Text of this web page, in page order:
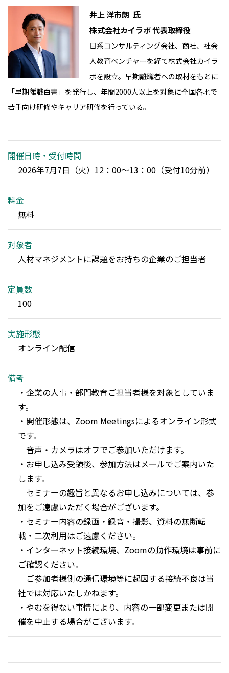
井上 洋市朗 氏
株式会社カイラボ 代表取締役
日系コンサルティング会社、商社、社会
人教育ベンチャーを経て株式会社カイラ
ボを設立。早期離職者への取材をもとに
「早期離職白書」を発行し、年間2000人以上を対象に全国各地で
若手向け研修やキャリア研修を行っている。
開催日時・受付時間
2026年7月7日（火）12：00～13：00（受付10分前）
料金
無料
対象者
人材マネジメントに課題をお持ちの企業のご担当者
定員数
100
実施形態
オンライン配信
備考
・企業の人事・部門教育ご担当者様を対象としていま
す。
・開催形態は、Zoom Meetingsによるオンライン形式
です。
音声・カメラはオフでご参加いただけます。
・お申し込み受領後、参加方法はメールでご案内いた
します。
セミナーの趣旨と異なるお申し込みについては、参
加をご遠慮いただく場合がございます。
・セミナー内容の録画・録音・撮影、資料の無断転
載・二次利用はご遠慮ください。
・インターネット接続環境、Zoomの動作環境は事前に
ご確認ください。
ご参加者様側の通信環境等に起因する接続不良は当
社では対応いたしかねます。
・やむを得ない事情により、内容の一部変更または開
催を中止する場合がございます。